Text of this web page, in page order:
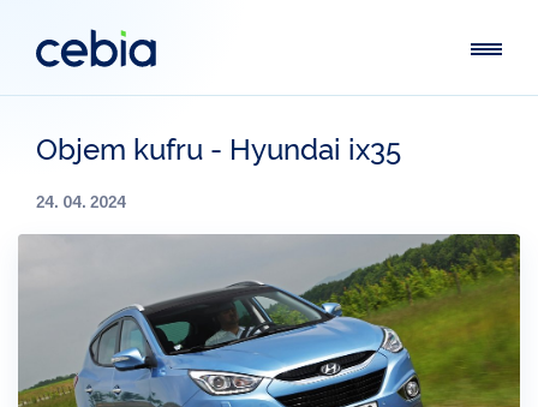
Objem kufru - Hyundai ix35
24. 04. 2024